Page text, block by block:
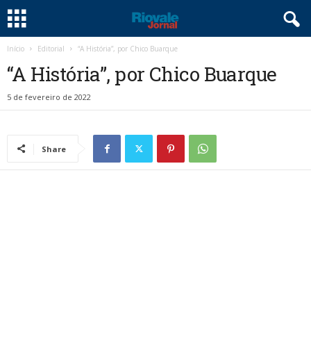
Início Editorial “A História”, por Chico Buarque
“A História”, por Chico Buarque
5 de fevereiro de 2022
Share